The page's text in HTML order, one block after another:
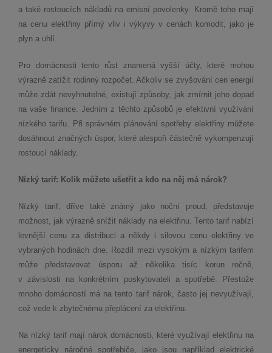
a také rostoucích nákladů na emisní povolenky. Kromě toho mají
na cenu elektřiny přímý vliv i výkyvy v cenách komodit, jako je
plyn a uhlí.
Pro domácnosti tento růst znamená vyšší účty, které mohou
výrazně zatížit rodinný rozpočet. Ačkoliv se zvyšování cen energií
může zdát nevyhnutelné, existují způsoby, jak zmírnit jeho dopad
na vaše finance. Jedním z těchto způsobů je efektivní využívání
nízkého tarifu. Při správném plánování spotřeby elektřiny můžete
dosáhnout značných úspor, které alespoň částečně vykompenzují
rostoucí náklady.
Nízký tarif: Kolik můžete ušetřit a kdo na něj má nárok?
Nízký tarif, dříve také známý jako noční proud, představuje
možnost, jak výrazně snížit náklady na elektřinu. Tento tarif nabízí
levnější cenu za distribuci a někdy i silovou cenu elektřiny ve
vybraných hodinách dne. Rozdíl mezi vysokým a nízkým tarifem
může představovat úsporu až několika tisíc korun ročně,
v závislosti na konkrétním poskytovateli a spotřebě. Přestože
mnoho domácností má na tento tarif nárok, často jej nevyužívají,
což vede k zbytečnému přeplácení za elektřinu.
Na nízký tarif mají nárok domácnosti, které využívají elektřinu na
energeticky náročné spotřebiče, jako jsou například elektrické